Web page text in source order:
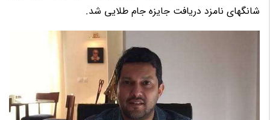
شانگهای نامزد دریافت جایزه جام طلایی شد.